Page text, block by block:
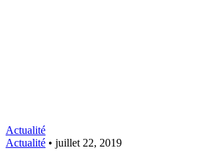
Actualité
Actualité • juillet 22, 2019